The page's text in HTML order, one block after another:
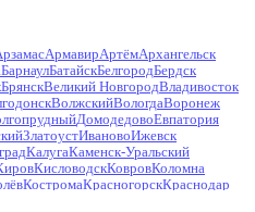
АрмавирАртёмАрхангельск
БарнаулБатайскБелгородБердск
БрянскВеликий НовгородВладивосток
ВолжскийВологдаВоронеж
ДомодедовоЕвпатория
ЗлатоустИвановоИжевск
КалугаКаменск-Уральский
КисловодскКовровКоломна
КостромаКрасногорскКраснодар